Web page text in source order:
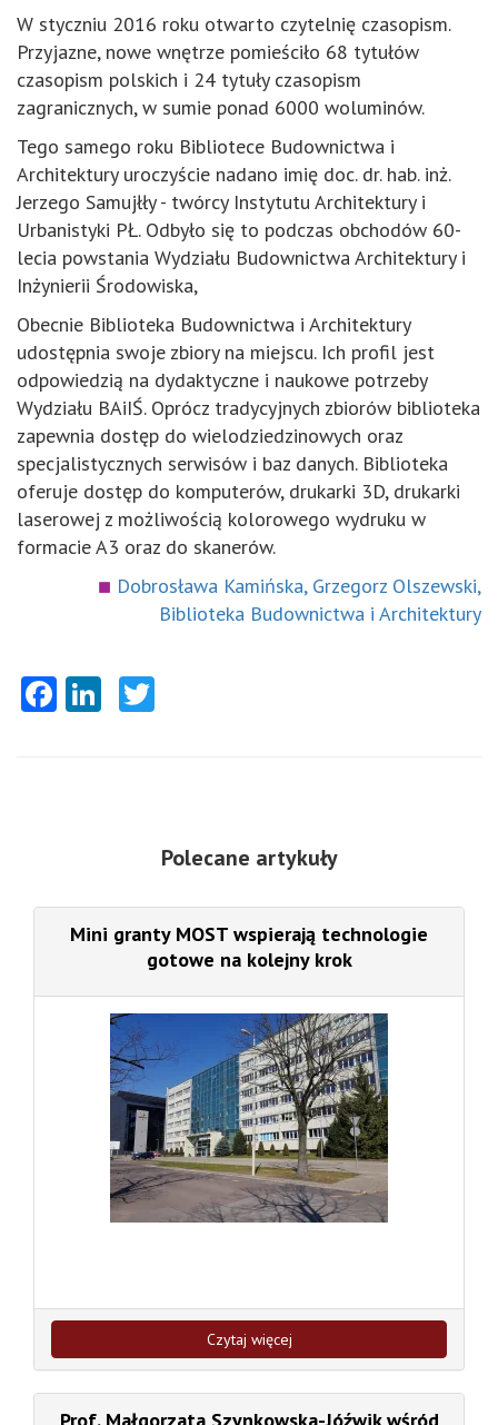
W styczniu 2016 roku otwarto czytelnię czasopism.
Przyjazne, nowe wnętrze pomieściło 68 tytułów
czasopism polskich i 24 tytuły czasopism
zagranicznych, w sumie ponad 6000 woluminów.
Tego samego roku Bibliotece Budownictwa i
Architektury uroczyście nadano imię doc. dr. hab. inż.
Jerzego Samujłły - twórcy Instytutu Architektury i
Urbanistyki PŁ. Odbyło się to podczas obchodów 60-
lecia powstania Wydziału Budownictwa Architektury i
Inżynierii Środowiska,
Obecnie Biblioteka Budownictwa i Architektury
udostępnia swoje zbiory na miejscu. Ich profil jest
odpowiedzią na dydaktyczne i naukowe potrzeby
Wydziału BAiIŚ. Oprócz tradycyjnych zbiorów biblioteka
zapewnia dostęp do wielodziedzinowych oraz
specjalistycznych serwisów i baz danych. Biblioteka
oferuje dostęp do komputerów, drukarki 3D, drukarki
laserowej z możliwością kolorowego wydruku w
formacie A3 oraz do skanerów.
Dobrosława Kamińska, Grzegorz Olszewski,
Biblioteka Budownictwa i Architektury
Facebook
LinkedIn
Polecane artykuły
Mini granty MOST wspierają technologie
gotowe na kolejny krok
Czytaj więcej
Prof. Małgorzata Szynkowska-Jóźwik wśród